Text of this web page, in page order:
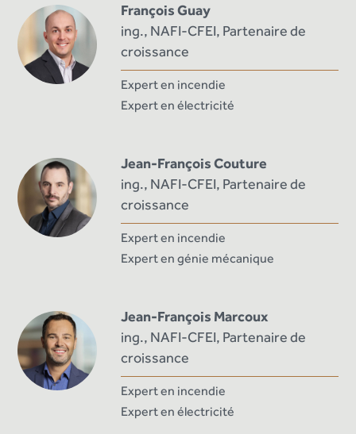
François Guay
ing., NAFI-CFEI, Partenaire de
croissance
Expert en incendie
Expert en électricité
Jean-François Couture
ing., NAFI-CFEI, Partenaire de
croissance
Expert en incendie
Expert en génie mécanique
Jean-François Marcoux
ing., NAFI-CFEI, Partenaire de
croissance
Expert en incendie
Expert en électricité